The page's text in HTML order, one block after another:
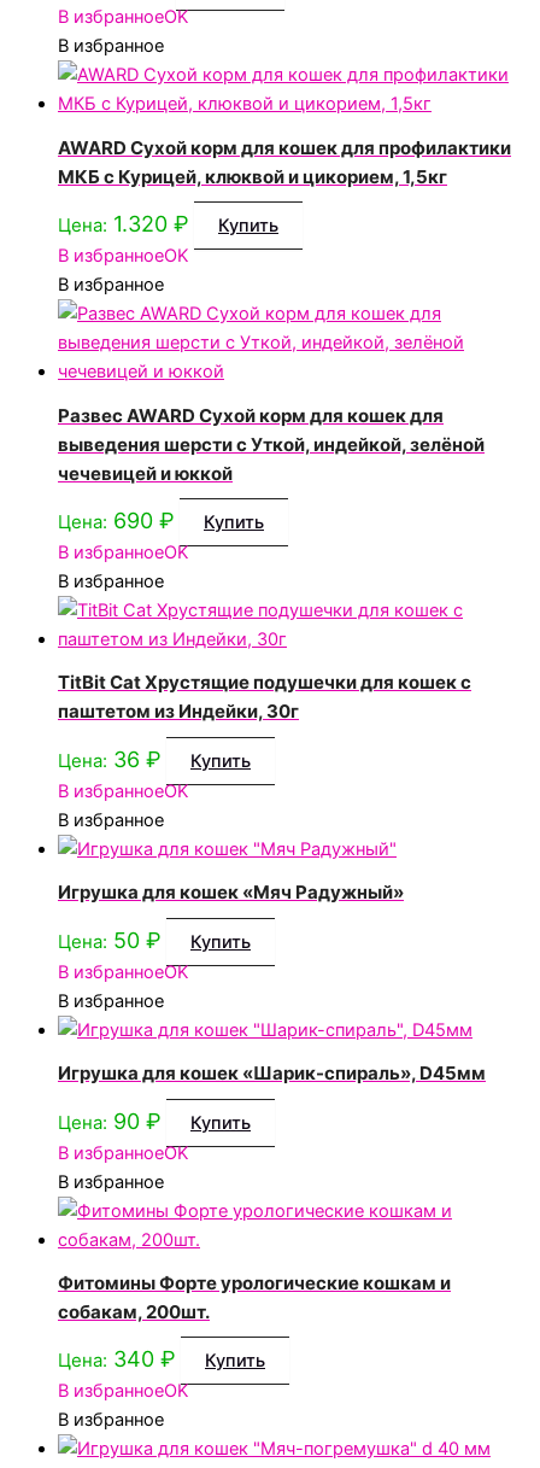
В избранноеOK
В избранное
AWARD Сухой корм для кошек для профилактики
МКБ с Курицей, клюквой и цикорием, 1,5кг
Цена: 1.320 ₽
Купить
В избранноеOK
В избранное
Развес AWARD Сухой корм для кошек для
выведения шерсти с Уткой, индейкой, зелёной
чечевицей и юккой
Цена: 690 ₽
Купить
В избранноеOK
В избранное
TitBit Cat Хрустящие подушечки для кошек с
паштетом из Индейки, 30г
Цена: 36 ₽
Купить
В избранноеOK
В избранное
Игрушка для кошек «Мяч Радужный»
Цена: 50 ₽
Купить
В избранноеOK
В избранное
Игрушка для кошек «Шарик-спираль», D45мм
Цена: 90 ₽
Купить
В избранноеOK
В избранное
Фитомины Форте урологические кошкам и
собакам, 200шт.
Цена: 340 ₽
Купить
В избранноеOK
В избранное